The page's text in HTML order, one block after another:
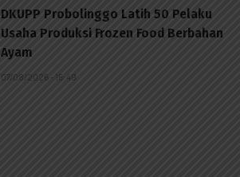
DKUPP Probolinggo Latih 50 Pelaku
Usaha Produksi Frozen Food Berbahan
Ayam
07/08/2026 - 15:49